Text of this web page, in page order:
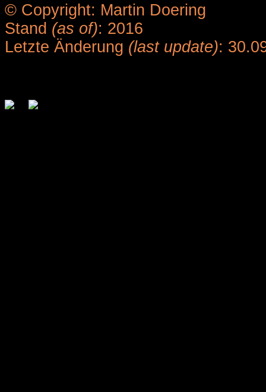
© Copyright: Martin Doering
Stand (as of): 2016
Letzte Änderung (last update):